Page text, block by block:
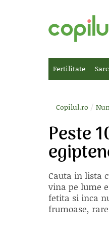
Fertilitate
Copilul.ro /
Peste
Cauta in lista
vina pe lume
fetita si inca
frumoase,